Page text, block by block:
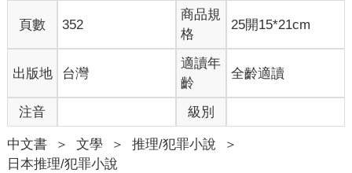
頁數 352
商品規
格
25開15*21cm
出版地 台灣
適讀年
齡
全齡適讀
注音 級別
中文書 ＞ 文學 ＞ 推理/犯罪小說
＞
日本推理/犯罪小說